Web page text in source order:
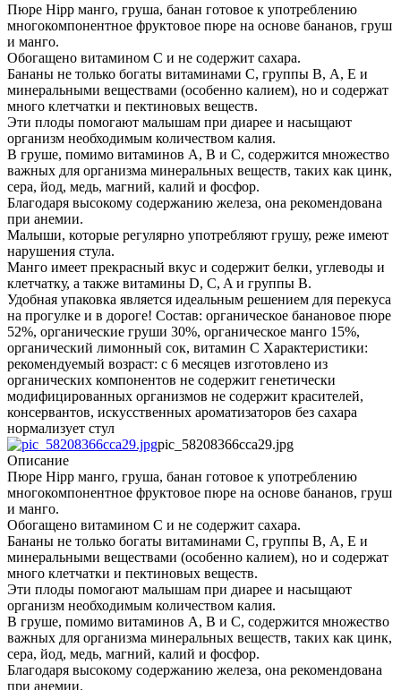
Пюре Hipp манго, груша, банан готовое к употреблению
многокомпонентное фруктовое пюре на основе бананов, груш
и манго.
Обогащено витамином С и не содержит сахара.
Бананы не только богаты витаминами С, группы В, А, Е и
минеральными веществами (особенно калием), но и содержат
много клетчатки и пектиновых веществ.
Эти плоды помогают малышам при диарее и насыщают
организм необходимым количеством калия.
В груше, помимо витаминов А, В и С, содержится множество
важных для организма минеральных веществ, таких как цинк,
сера, йод, медь, магний, калий и фосфор.
Благодаря высокому содержанию железа, она рекомендована
при анемии.
Малыши, которые регулярно употребляют грушу, реже имеют
нарушения стула.
Манго имеет прекрасный вкус и содержит белки, углеводы и
клетчатку, а также витамины D, C, A и группы B.
Удобная упаковка является идеальным решением для перекуса
на прогулке и в дороге! Состав: органическое банановое пюре
52%, органические груши 30%, органическое манго 15%,
органический лимонный сок, витамин С Характеристики:
рекомендуемый возраст: с 6 месяцев изготовлено из
органических компонентов не содержит генетически
модифицированных организмов не содержит красителей,
консервантов, искусственных ароматизаторов без сахара
нормализует стул
pic_58208366cca29.jpg
Описание
Пюре Hipp манго, груша, банан готовое к употреблению
многокомпонентное фруктовое пюре на основе бананов, груш
и манго.
Обогащено витамином С и не содержит сахара.
Бананы не только богаты витаминами С, группы В, А, Е и
минеральными веществами (особенно калием), но и содержат
много клетчатки и пектиновых веществ.
Эти плоды помогают малышам при диарее и насыщают
организм необходимым количеством калия.
В груше, помимо витаминов А, В и С, содержится множество
важных для организма минеральных веществ, таких как цинк,
сера, йод, медь, магний, калий и фосфор.
Благодаря высокому содержанию железа, она рекомендована
при анемии.